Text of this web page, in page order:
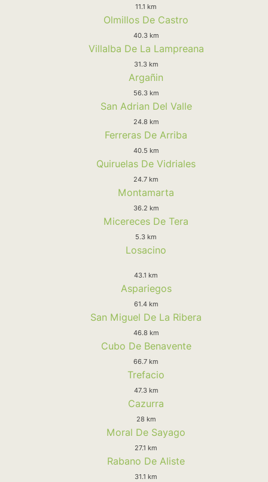
11.1 km
Olmillos De Castro
40.3 km
Villalba De La Lampreana
31.3 km
Argañin
56.3 km
San Adrian Del Valle
24.8 km
Ferreras De Arriba
40.5 km
Quiruelas De Vidriales
24.7 km
Montamarta
36.2 km
Micereces De Tera
5.3 km
Losacino
43.1 km
Aspariegos
61.4 km
San Miguel De La Ribera
46.8 km
Cubo De Benavente
66.7 km
Trefacio
47.3 km
Cazurra
28 km
Moral De Sayago
27.1 km
Rabano De Aliste
31.1 km